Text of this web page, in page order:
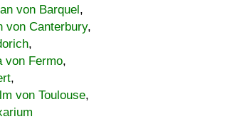
von Barquel,
von Canterbury,
,
von Fermo,
,
von Toulouse,